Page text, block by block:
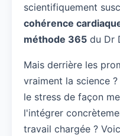
scientifiquement
cohérence
méthode 365 du Dr
Mais derrière les
vraiment la science
le stress de façon
l'intégrer
travail chargée ?